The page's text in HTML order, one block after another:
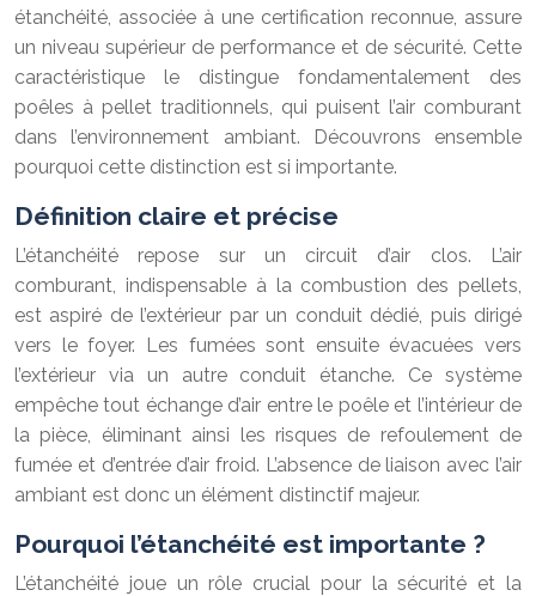
étanchéité, associée à une certification reconnue, assure
un niveau supérieur de performance et de sécurité. Cette
caractéristique le distingue fondamentalement des
poêles à pellet traditionnels, qui puisent l’air comburant
dans l’environnement ambiant. Découvrons ensemble
pourquoi cette distinction est si importante.
Définition claire et précise
L’étanchéité repose sur un circuit d’air clos. L’air
comburant, indispensable à la combustion des pellets,
est aspiré de l’extérieur par un conduit dédié, puis dirigé
vers le foyer. Les fumées sont ensuite évacuées vers
l’extérieur via un autre conduit étanche. Ce système
empêche tout échange d’air entre le poêle et l’intérieur de
la pièce, éliminant ainsi les risques de refoulement de
fumée et d’entrée d’air froid. L’absence de liaison avec l’air
ambiant est donc un élément distinctif majeur.
Pourquoi l’étanchéité est importante ?
L’étanchéité joue un rôle crucial pour la sécurité et la